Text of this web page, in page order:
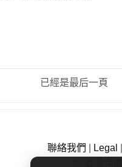
已經是最后一頁
聯絡我們 Legal
© 香港手